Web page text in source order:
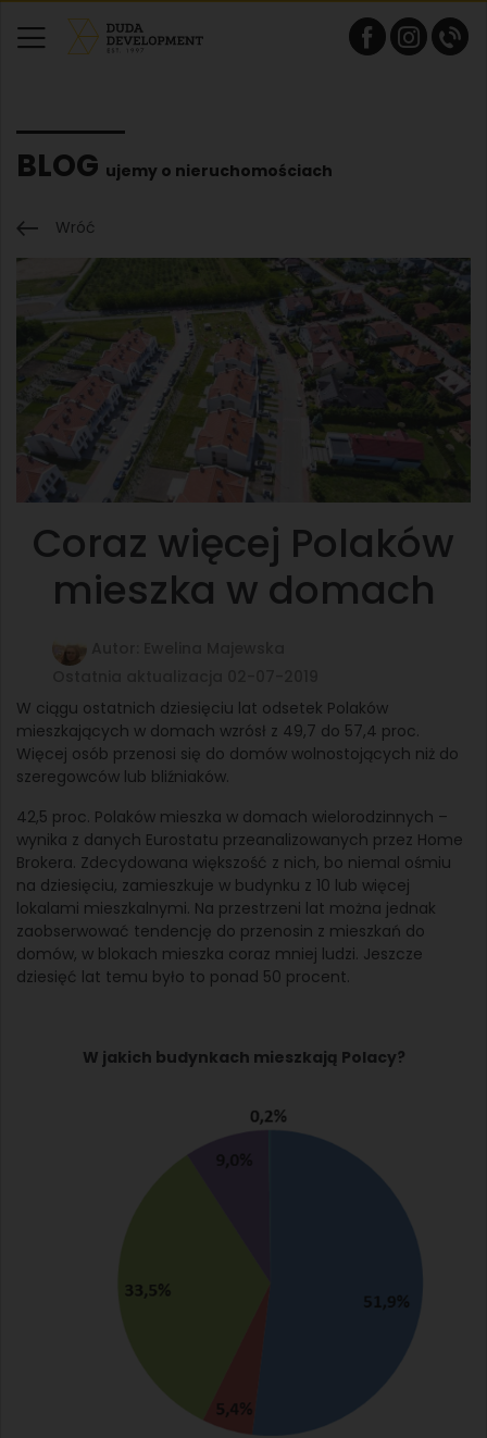
BLOG ujemy o nieruchomościach
Wróć
Coraz więcej Polaków
mieszka w domach
W ciągu ostatnich dziesięciu lat odsetek Polaków
mieszkających w domach wzrósł z 49,7 do 57,4 proc.
Więcej osób przenosi się do domów wolnostojących niż do
szeregowców lub bliźniaków.
42,5 proc. Polaków mieszka w domach wielorodzinnych –
wynika z danych Eurostatu przeanalizowanych przez Home
Brokera. Zdecydowana większość z nich, bo niemal ośmiu
na dziesięciu, zamieszkuje w budynku z 10 lub więcej
lokalami mieszkalnymi. Na przestrzeni lat można jednak
zaobserwować tendencję do przenosin z mieszkań do
domów, w blokach mieszka coraz mniej ludzi. Jeszcze
dziesięć lat temu było to ponad 50 procent.
W jakich budynkach mieszkają Polacy?